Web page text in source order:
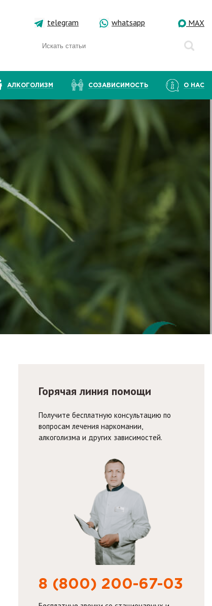
telegram whatsapp MAX
АЛКОГОЛИЗМ СОЗАВИСИМОСТЬ О НАС
Горячая линия помощи
Получите бесплатную консультацию по
вопросам лечения наркомании,
алкоголизма и других зависимостей.
8 (800) 200-67-03